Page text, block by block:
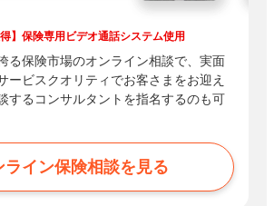
得】保険専用ビデオ通話システム使用
る保険市場のオンライン相談で、実面
ービスクオリティでお客さまをお迎え
するコンサルタントを指名するのも可
ライン保険相談を見る